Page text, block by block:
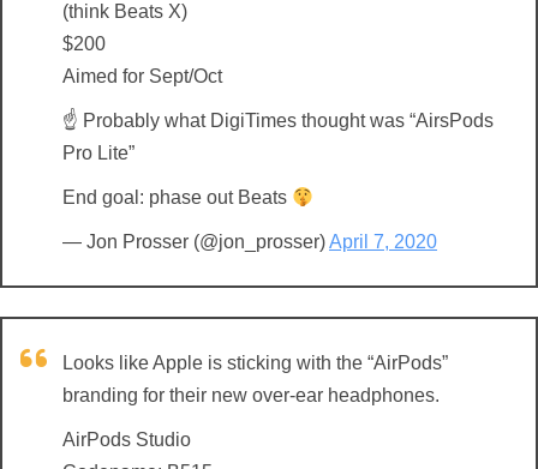
(think Beats X)
$200
Aimed for Sept/Oct
☝️ Probably what DigiTimes thought was “AirsPods
Pro Lite”
End goal: phase out Beats
— Jon Prosser (@jon_prosser)April 7, 2020
Looks like Apple is sticking with the “AirPods”
branding for their new over-ear headphones.
AirPods Studio